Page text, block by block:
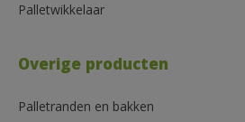
Palletwikkelaar
Overige producten
Palletranden en bakken